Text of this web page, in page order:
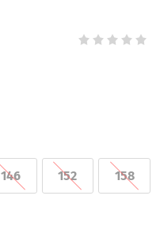
146 152 158